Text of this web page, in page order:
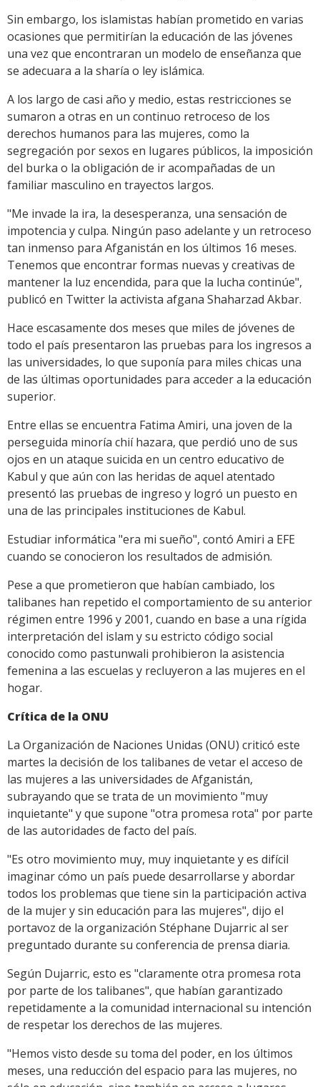
Sin embargo, los islamistas habían prometido en varias
ocasiones que permitirían la educación de las jóvenes
una vez que encontraran un modelo de enseñanza que
se adecuara a la sharía o ley islámica.
A los largo de casi año y medio, estas restricciones se
sumaron a otras en un continuo retroceso de los
derechos humanos para las mujeres, como la
segregación por sexos en lugares públicos, la imposición
del burka o la obligación de ir acompañadas de un
familiar masculino en trayectos largos.
"Me invade la ira, la desesperanza, una sensación de
impotencia y culpa. Ningún paso adelante y un retroceso
tan inmenso para Afganistán en los últimos 16 meses.
Tenemos que encontrar formas nuevas y creativas de
mantener la luz encendida, para que la lucha continúe",
publicó en Twitter la activista afgana Shaharzad Akbar.
Hace escasamente dos meses que miles de jóvenes de
todo el país presentaron las pruebas para los ingresos a
las universidades, lo que suponía para miles chicas una
de las últimas oportunidades para acceder a la educación
superior.
Entre ellas se encuentra Fatima Amiri, una joven de la
perseguida minoría chií hazara, que perdió uno de sus
ojos en un ataque suicida en un centro educativo de
Kabul y que aún con las heridas de aquel atentado
presentó las pruebas de ingreso y logró un puesto en
una de las principales instituciones de Kabul.
Estudiar informática "era mi sueño", contó Amiri a EFE
cuando se conocieron los resultados de admisión.
Pese a que prometieron que habían cambiado, los
talibanes han repetido el comportamiento de su anterior
régimen entre 1996 y 2001, cuando en base a una rígida
interpretación del islam y su estricto código social
conocido como pastunwali prohibieron la asistencia
femenina a las escuelas y recluyeron a las mujeres en el
hogar.
Crítica de la ONU
La Organización de Naciones Unidas (ONU) criticó este
martes la decisión de los talibanes de vetar el acceso de
las mujeres a las universidades de Afganistán,
subrayando que se trata de un movimiento "muy
inquietante" y que supone "otra promesa rota" por parte
de las autoridades de facto del país.
"Es otro movimiento muy, muy inquietante y es difícil
imaginar cómo un país puede desarrollarse y abordar
todos los problemas que tiene sin la participación activa
de la mujer y sin educación para las mujeres", dijo el
portavoz de la organización Stéphane Dujarric al ser
preguntado durante su conferencia de prensa diaria.
Según Dujarric, esto es "claramente otra promesa rota
por parte de los talibanes", que habían garantizado
repetidamente a la comunidad internacional su intención
de respetar los derechos de las mujeres.
"Hemos visto desde su toma del poder, en los últimos
meses, una reducción del espacio para las mujeres, no